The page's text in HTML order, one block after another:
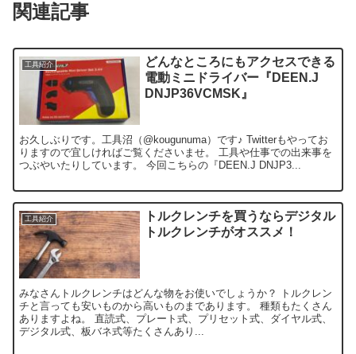
関連記事
工具紹介
どんなところにもアクセスできる
電動ミニドライバー『DEEN.J
DNJP36VCMSK』
お久しぶりです。工具沼（@kougunuma）です♪ Twitterもやってお
りますので宜しければご覧くださいませ。 工具や仕事での出来事を
つぶやいたりしています。 今回こちらの『DEEN.J DNJP3...
工具紹介
トルクレンチを買うならデジタル
トルクレンチがオススメ！
みなさんトルクレンチはどんな物をお使いでしょうか？ トルクレン
チと言っても安いものから高いものまであります。 種類もたくさん
ありますよね。 直読式、プレート式、プリセット式、ダイヤル式、
デジタル式、板バネ式等たくさんあり...